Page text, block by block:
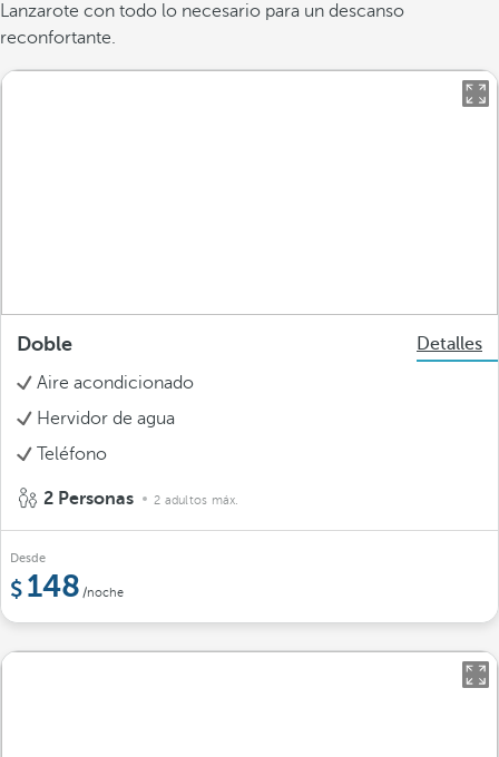
Lanzarote con todo lo necesario para un descanso
reconfortante.
Doble
Detalles
Aire acondicionado
Hervidor de agua
Teléfono
2 Personas 2 adultos máx.
Desde
148 /noche